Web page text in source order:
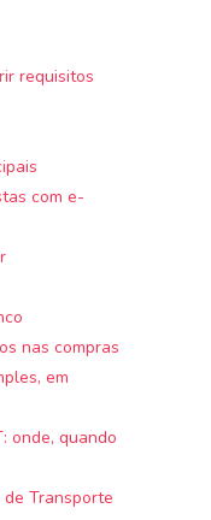
requisitos
com e-
nas compras
em
onde, quando
Transporte